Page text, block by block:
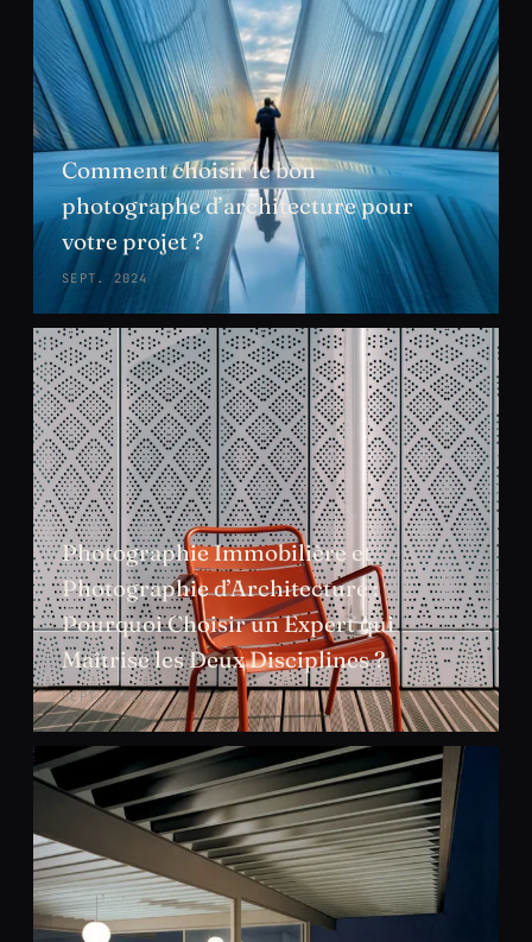
Comment choisir le bon
photographe d’architecture pour
votre projet ?
SEPT. 2024
Photographie Immobilière et
Photographie d’Architecture :
Pourquoi Choisir un Expert qui
Maîtrise les Deux Disciplines ?
SEPT. 2024